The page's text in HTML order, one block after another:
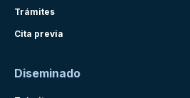
Trámites
Cita previa
Diseminado